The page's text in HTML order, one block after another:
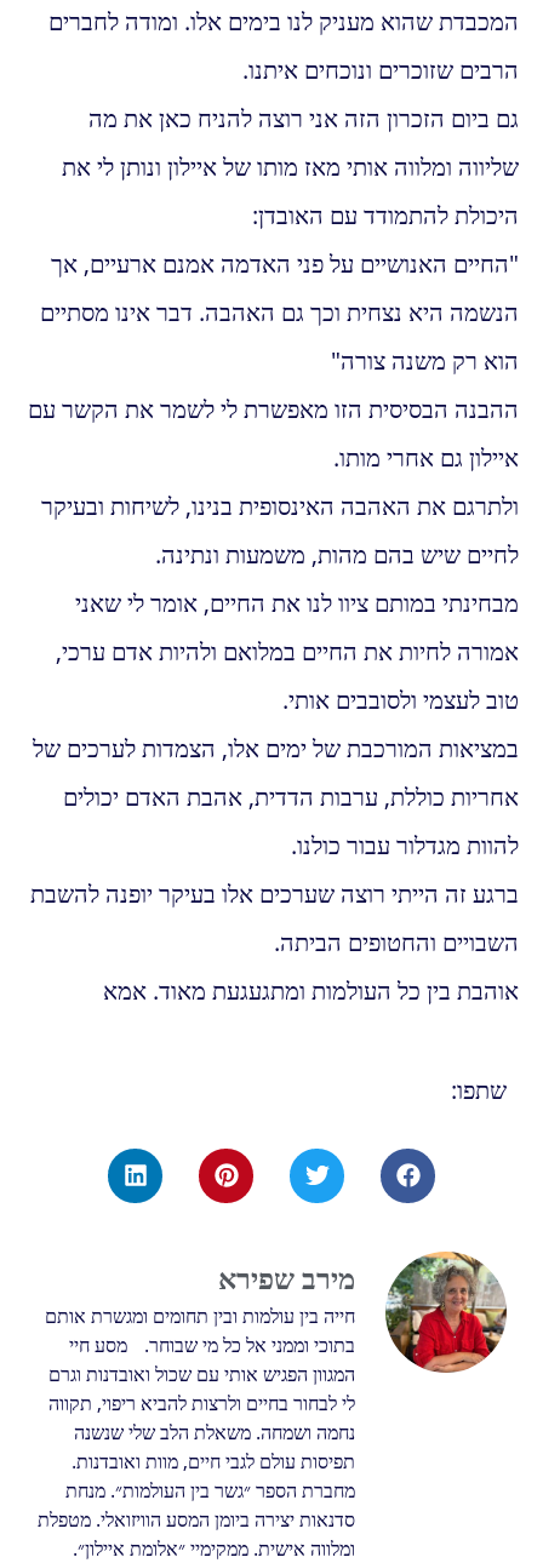
המכבדת שהוא מעניק לנו בימים אלו. ומודה לחברים
הרבים שזוכרים ונוכחים איתנו.
גם ביום הזכרון הזה אני רוצה להניח כאן את מה
שליווה ומלווה אותי מאז מותו של איילון ונותן לי את
היכולת להתמודד עם האובדן:
"החיים האנושיים על פני האדמה אמנם ארעיים, אך
הנשמה היא נצחית וכך גם האהבה. דבר אינו מסתיים
הוא רק משנה צורה"
ההבנה הבסיסית הזו מאפשרת לי לשמר את הקשר עם
איילון גם אחרי מותו.
ולתרגם את האהבה האינסופית בנינו, לשיחות ובעיקר
לחיים שיש בהם מהות, משמעות ונתינה.
מבחינתי במותם ציוו לנו את החיים, אומר לי שאני
אמורה לחיות את החיים במלואם ולהיות אדם ערכי,
טוב לעצמי ולסובבים אותי.
במציאות המורכבת של ימים אלו, הצמדות לערכים של
אחריות כוללת, ערבות הדדית, אהבת האדם יכולים
להוות מגדלור עבור כולנו.
ברגע זה הייתי רוצה שערכים אלו בעיקר יופנה להשבת
השבויים והחטופים הביתה.
אוהבת בין כל העולמות ומתגעגעת מאוד. אמא
שתפו:
מירב שפירא
חייה בין עולמות ובין תחומים ומגשרת אותם
בתוכי וממני אל כל מי שבוחר. מסע חיי
המגוון הפגיש אותי עם שכול ואובדנות וגרם
לי לבחור בחיים ולרצות להביא ריפוי, תקווה
נחמה ושמחה. משאלת הלב שלי שנשנה
תפיסות עולם לגבי חיים, מוות ואובדנות.
מחברת הספר ״גשר בין העולמות״. מנחת
סדנאות יצירה ביומן המסע הוויזואלי. מטפלת
ומלווה אישית. ממקימיי ״אלומת איילון״.